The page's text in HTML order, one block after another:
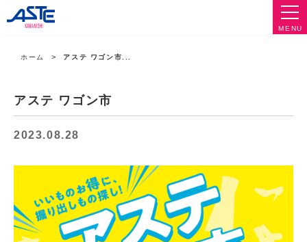
MENU
ホーム アステ ワゴン市...
アステ ワゴン市
2023.08.28